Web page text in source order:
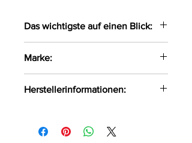
Das wichtigste auf einen Blick:
elastischem Netzmaterial
Die Schnitte verleihen dem
Kleid das gewisse Etwas
Größe:
S/M/L, XL/XXL
Marke:
Herstellerinformationen:
Krolewska Street 1